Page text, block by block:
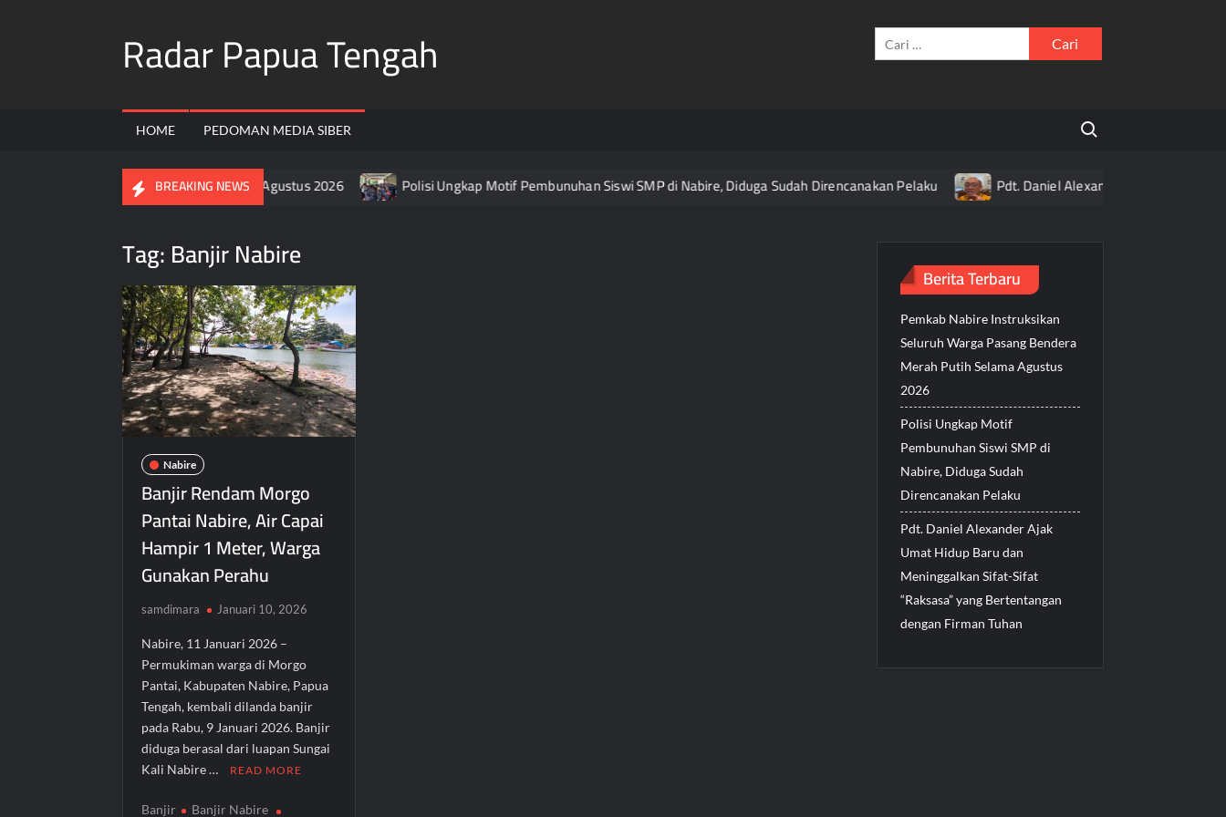
Radar Papua Tengah
untuk:
HOME PEDOMAN MEDIA SIBER
Search for:
BREAKING NEWS
Pasang Bendera Merah Putih Selama Agustus 2026 Polisi Ungkap Motif Pembunuhan Siswi SMP di Nabire, Diduga Sudah Direncanakan Pelaku Pdt. Daniel Alexander Ajak Umat Hidup
Tag:Banjir Nabire
Nabire
Banjir Rendam Morgo
Pantai Nabire, Air Capai
Hampir 1 Meter, Warga
Gunakan Perahu
samdimara Januari 10, 2026
Nabire, 11 Januari 2026 –
Permukiman warga di Morgo
Pantai, Kabupaten Nabire, Papua
Tengah, kembali dilanda banjir
pada Rabu, 9 Januari 2026. Banjir
diduga berasal dari luapan Sungai
Kali Nabire …
READ MORE
Banjir Banjir Nabire
Berita Terbaru
Pemkab Nabire Instruksikan
Seluruh Warga Pasang Bendera
Merah Putih Selama Agustus
2026
Polisi Ungkap Motif
Pembunuhan Siswi SMP di
Nabire, Diduga Sudah
Direncanakan Pelaku
Pdt. Daniel Alexander Ajak
Umat Hidup Baru dan
Meninggalkan Sifat-Sifat
“Raksasa” yang Bertentangan
dengan Firman Tuhan